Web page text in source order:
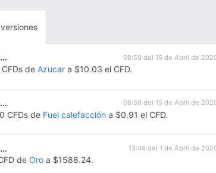
08:59 del 15 de Abril de
CFDs deAzucar a $10.03 el CFD.
08:59 del 15 de Abril de
CFDs de Fuel calefacción a $0.91 el CFD.
13:48 del 1 de Abril de
deOro a $1588.24.